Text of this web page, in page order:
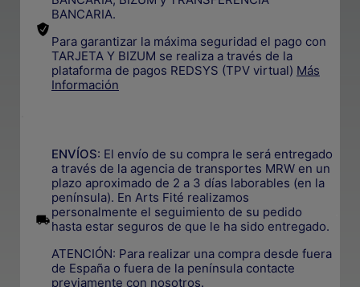
BANCARIA.
Para garantizar la máxima seguridad el pago con
TARJETA Y BIZUM se realiza a través de la
plataforma de pagos REDSYS (TPV virtual) Más
Información
ENVÍOS: El envío de su compra le será entregado
a través de la agencia de transportes MRW en un
plazo aproximado de 2 a 3 días laborables (en la
península). En Arts Fité realizamos
personalmente el seguimiento de su pedido
hasta estar seguros de que le ha sido entregado.
ATENCIÓN: Para realizar una compra desde fuera
de España o fuera de la península contacte
previamente con nosotros.